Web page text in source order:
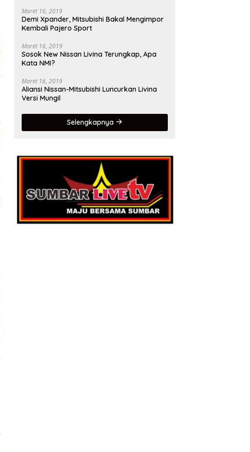
Maret 16, 2019
Demi Xpander, Mitsubishi Bakal Mengimpor
Kembali Pajero Sport
Maret 16, 2019
Sosok New Nissan Livina Terungkap, Apa
Kata NMI?
Maret 16, 2019
Aliansi Nissan-Mitsubishi Luncurkan Livina
Versi Mungil
Selengkapnya